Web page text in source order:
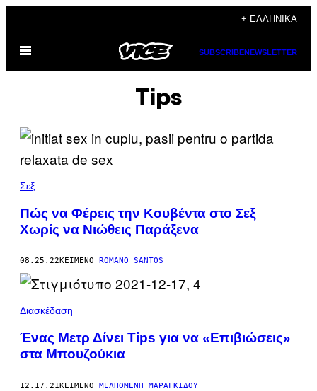
περιεχόμενο
+ ΕΛΛΗΝΙΚΆ
Ανοίξτε
μενού
SUBSCRIBENEWSLETTER
Tips
Σεξ
Πώς να Φέρεις την Κουβέντα στο Σεξ
Χωρίς να Νιώθεις Παράξενα
08.25.22ΚΕΊΜΕΝΟ ROMANO SANTOS
Διασκέδαση
Ένας Μετρ Δίνει Tips για να «Επιβιώσεις»
στα Μπουζούκια
12.17.21ΚΕΊΜΕΝΟ ΜΕΛΠΟΜΈΝΗ ΜΑΡΑΓΚΊΔΟΥ